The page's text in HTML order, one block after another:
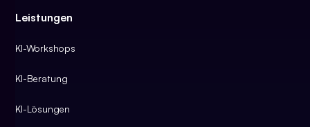
Leistungen
KI-Workshops
KI-Beratung
KI-Lösungen